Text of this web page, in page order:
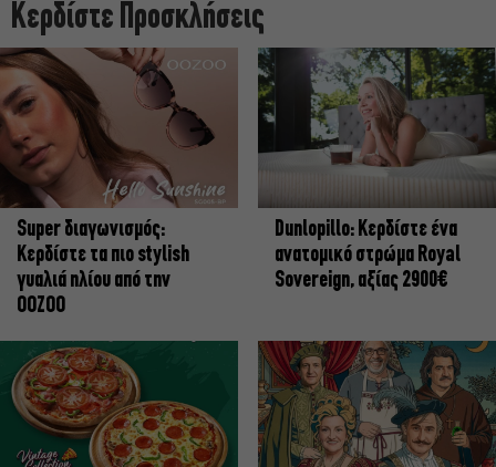
Κερδίστε Προσκλήσεις
Super διαγωνισμός:
Κερδίστε τα πιο stylish
γυαλιά ηλίου από την
OOZOO
Dunlopillo: Κερδίστε ένα
ανατομικό στρώμα Royal
Sovereign, αξίας 2900€